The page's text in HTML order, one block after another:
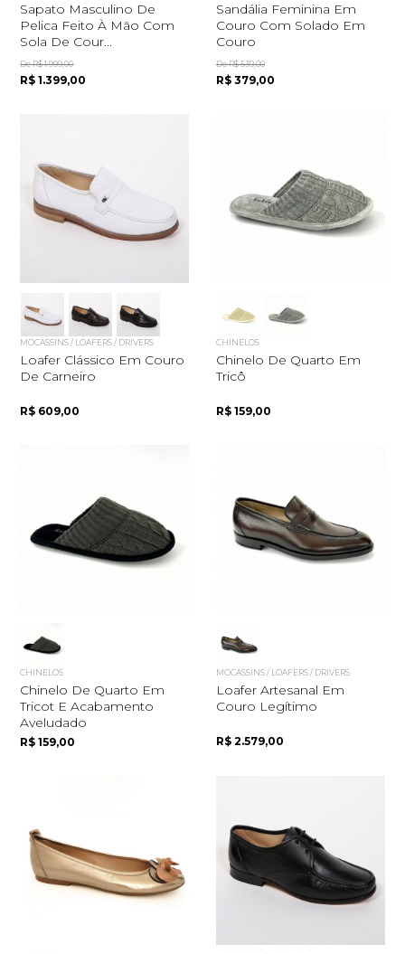
Sapato Masculino De
Pelica Feito À Mão Com
Sola De Cour...
De R$ 1.999,00
R$ 1.399,00
Sandália Feminina Em
Couro Com Solado Em
Couro
De R$ 539,00
R$ 379,00
MOCASSINS / LOAFERS / DRIVERS
Loafer Clássico Em Couro
De Carneiro
R$ 609,00
CHINELOS
Chinelo De Quarto Em
Tricô
R$ 159,00
CHINELOS
Chinelo De Quarto Em
Tricot E Acabamento
Aveludado
R$ 159,00
MOCASSINS / LOAFERS / DRIVERS
Loafer Artesanal Em
Couro Legítimo
R$ 2.579,00